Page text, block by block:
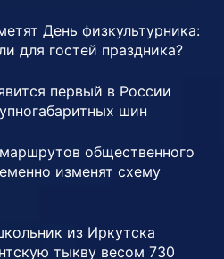
День физкультурника:
для гостей праздника?
первый в России
шин
общественного
изменят схему
из Иркутска
тыкву весом 730